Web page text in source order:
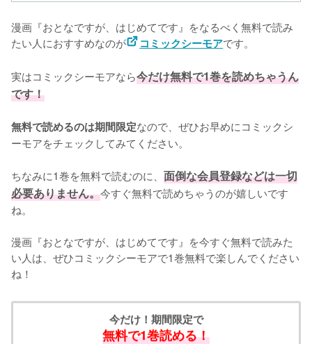
漫画『おとなですが、はじめてです』をなるべく無料で読み
たい人におすすめなのが
コミックシーモアです。
実はコミックシーモアなら今だけ無料で1巻を読めちゃうん
です！
無料で読めるのは期間限定なので、ぜひお早めにコミックシ
ーモアをチェックしてみてください。
ちなみに1巻を無料で読むのに、 面倒な会員登録などは一切
必要ありません。今すぐ無料で読めちゃうのが嬉しいです
ね。
漫画『おとなですが、はじめてです』を今すぐ無料で読みた
い人は、ぜひコミックシーモアで1巻無料で楽しんでください
ね！
今だけ！期間限定で
無料で1巻読める！